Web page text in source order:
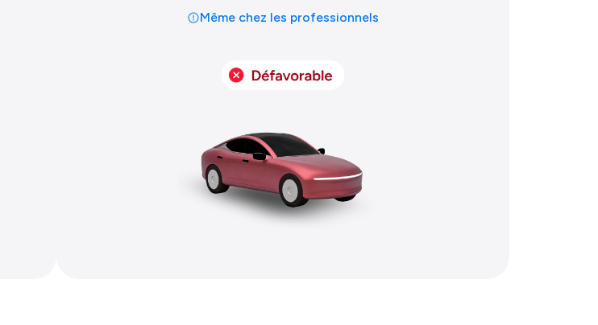
Même chez les professionnels